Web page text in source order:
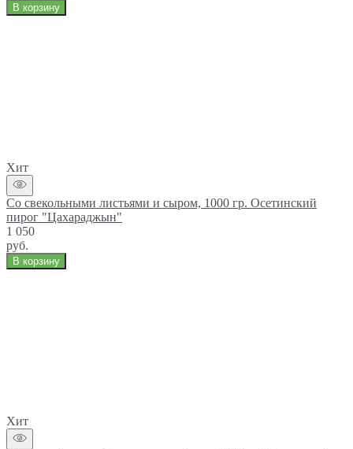
В корзину
Хит
Со свекольными листьями и сыром, 1000 гр. Осетинский
пирог "Цахараджын"
1 050
руб.
В корзину
Хит